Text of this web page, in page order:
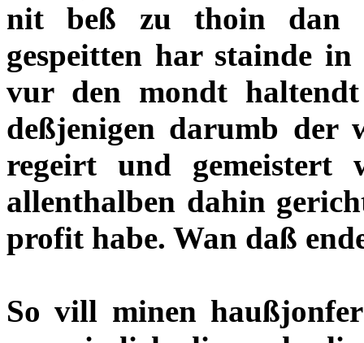
nit beß zu thoin dan
gespeitten har stainde
vur den mondt
deßjenigen darumb der
regeirt und gemeistert
allenthalben dahin
profit habe. Wan daß
So vill minen